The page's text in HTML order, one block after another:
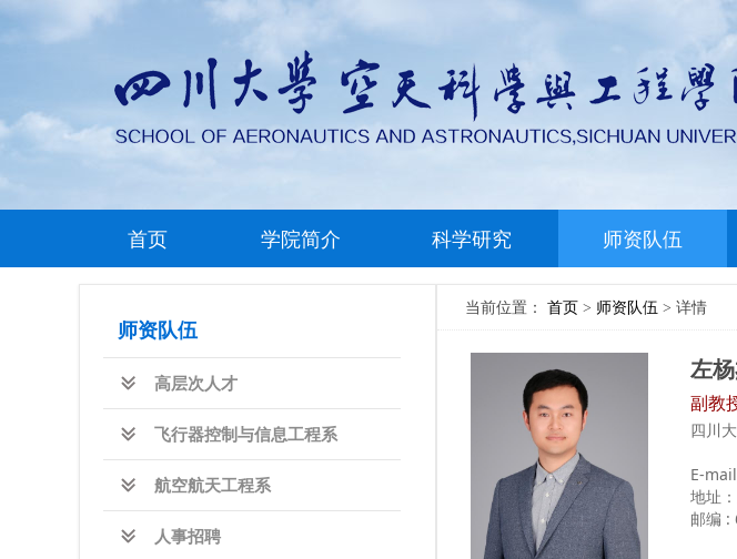
首页 学院简介 科学研究 师资队伍
师资队伍
高层次人才
飞行器控制与信息工程系
航空航天工程系
人事招聘
当前位置： 首页 > 师资队伍 > 详情
左
副教
四川
E-
地址
邮编 :